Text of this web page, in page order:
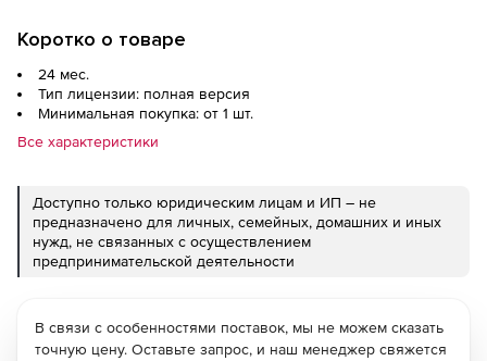
Коротко о товаре
24 мес.
Тип лицензии: полная версия
Минимальная покупка: от 1 шт.
Все характеристики
Доступно только юридическим лицам и ИП – не
предназначено для личных, семейных, домашних и иных
нужд, не связанных с осуществлением
предпринимательской деятельности
В связи с особенностями поставок, мы не можем сказать
точную цену. Оставьте запрос, и наш менеджер свяжется